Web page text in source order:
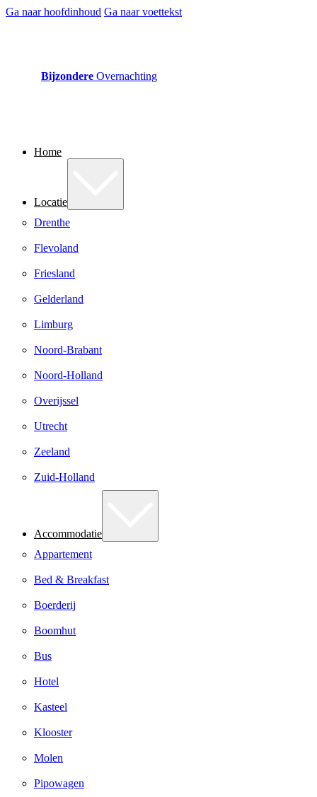
Ga naar hoofdinhoud Ga naar voettekst
Bijzondere Overnachting
Home
Locatie
Drenthe
Flevoland
Friesland
Gelderland
Limburg
Noord-Brabant
Noord-Holland
Overijssel
Utrecht
Zeeland
Zuid-Holland
Accommodatie
Appartement
Bed & Breakfast
Boerderij
Boomhut
Bus
Hotel
Kasteel
Klooster
Molen
Pipowagen